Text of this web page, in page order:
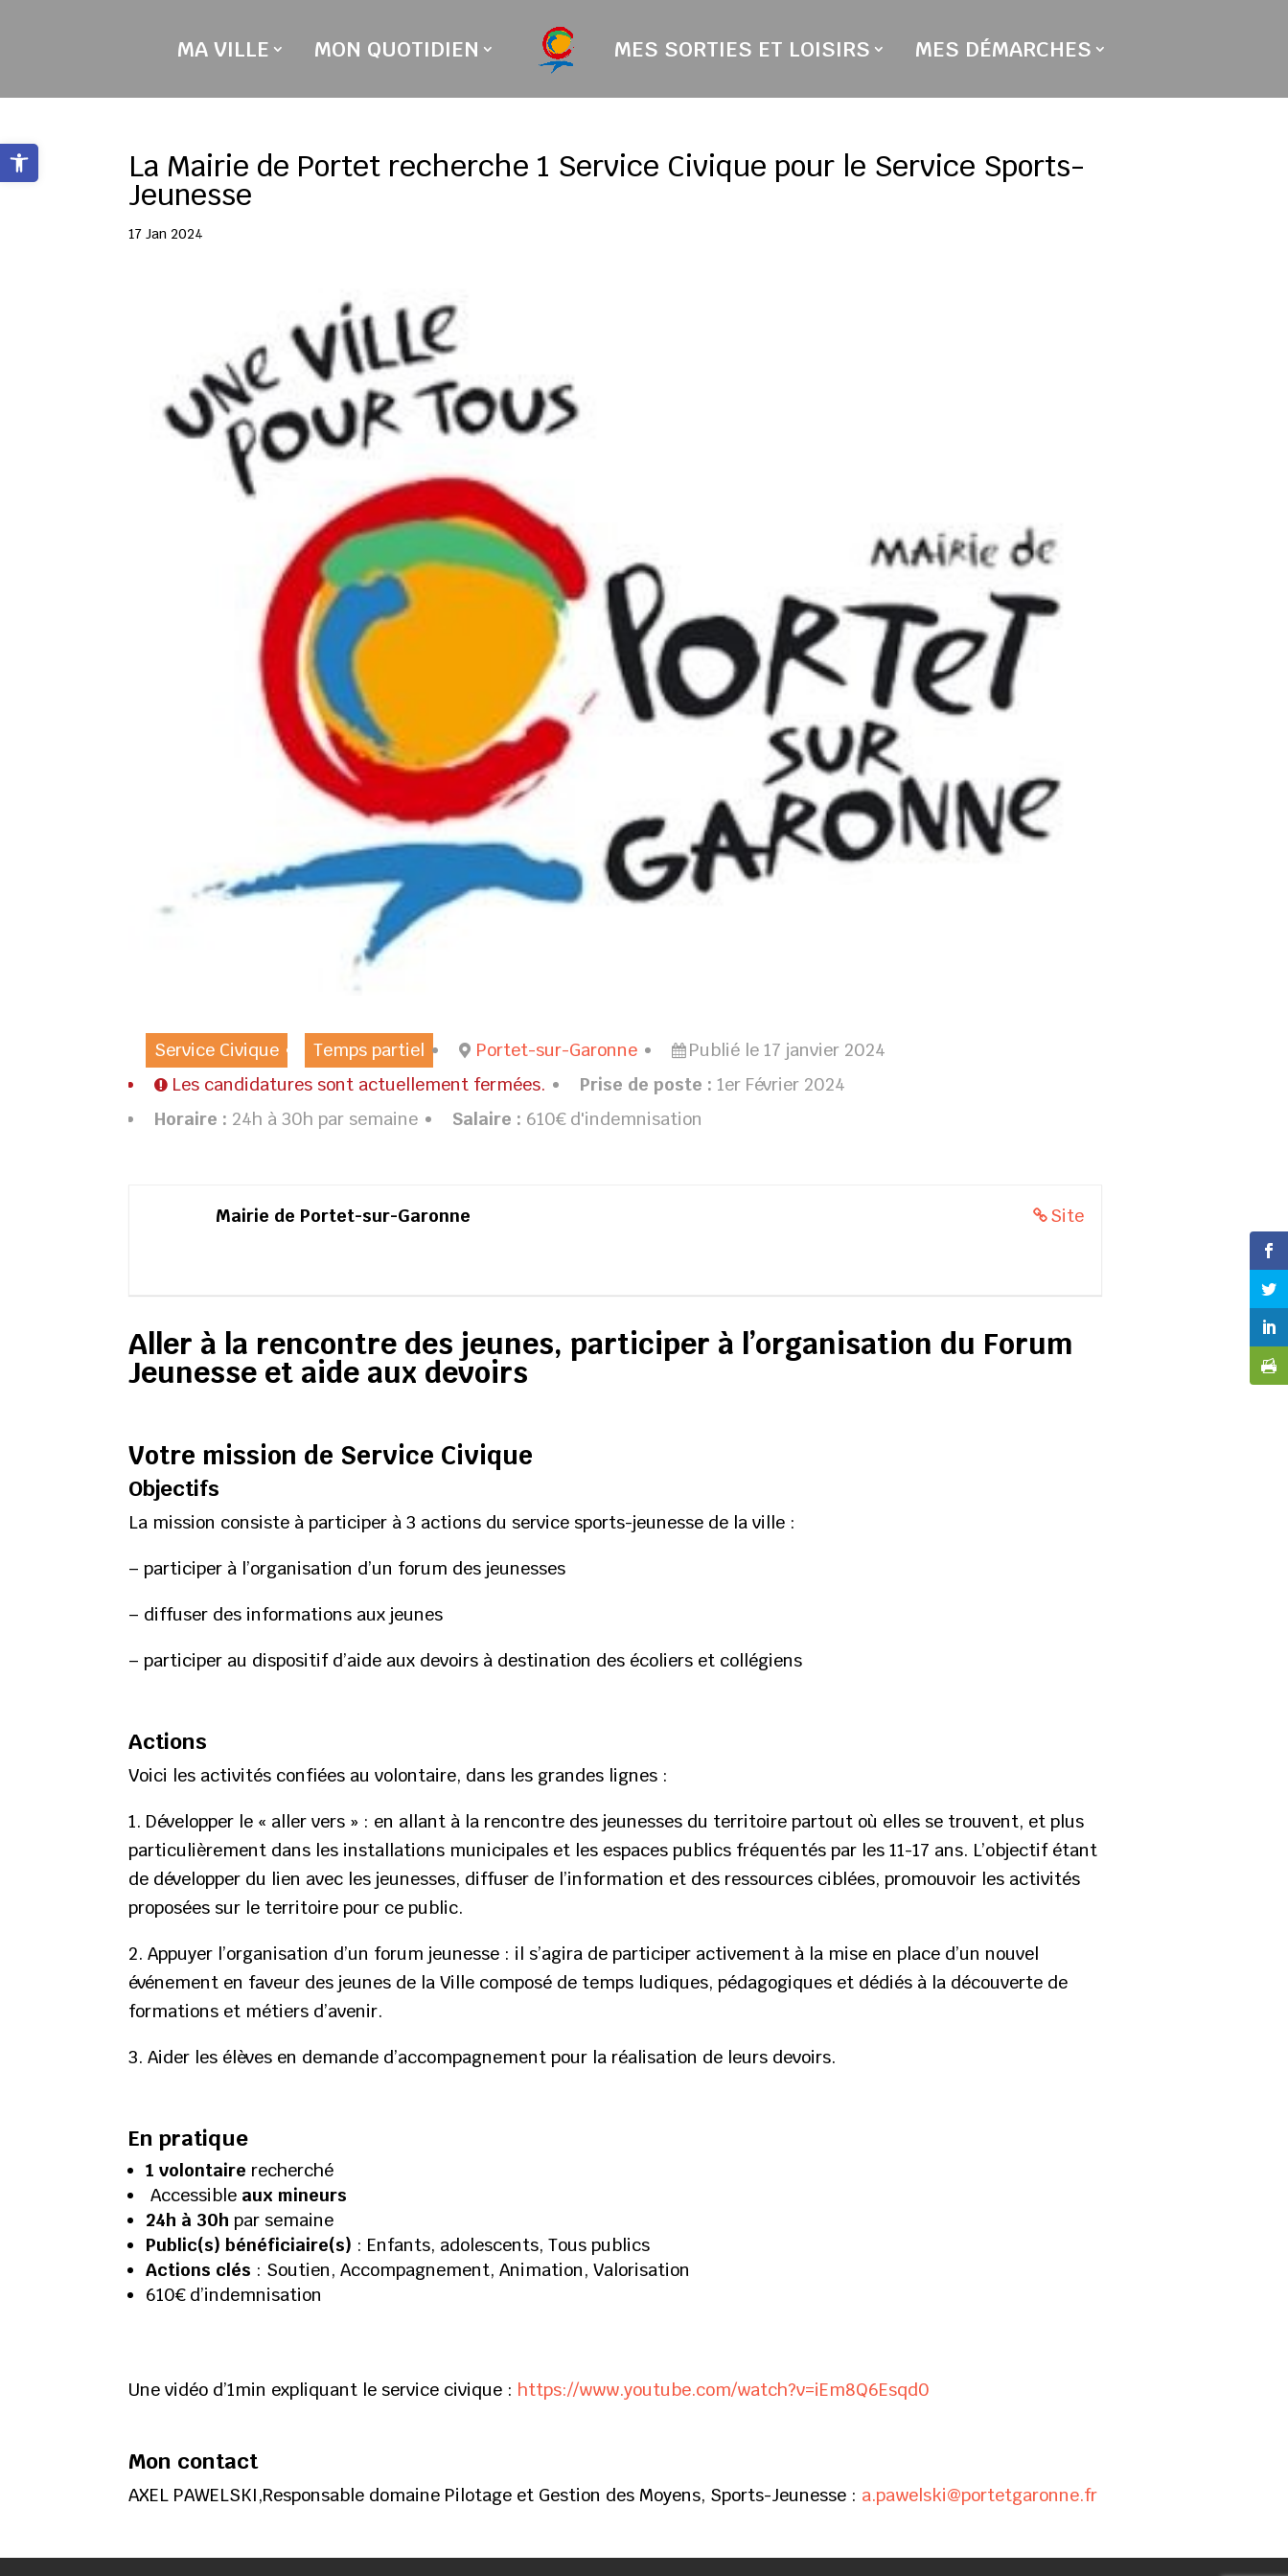
Ouvrir la barre d’outils
MA VILLE MON QUOTIDIEN MES SORTIES ET LOISIRS MES DÉMARCHES
La Mairie de Portet recherche 1 Service Civique pour le Service Sports-
Jeunesse
17 Jan 2024
Service Civique Temps partiel Portet-sur-Garonne
Publié le 17 janvier 2024
Les candidatures sont actuellement fermées.
Prise de poste :1er Février 2024
Horaire : 24h à 30h par semaine Salaire : 610€ d'indemnisation
Site
Mairie de Portet-sur-Garonne
Aller à la rencontre des jeunes, participer à l’organisation du Forum
Jeunesse et aide aux devoirs
Votre mission de Service Civique
Objectifs
La mission consiste à participer à 3 actions du service sports-jeunesse de la ville :
– participer à l’organisation d’un forum des jeunesses
– diffuser des informations aux jeunes
– participer au dispositif d’aide aux devoirs à destination des écoliers et collégiens
Actions
Voici les activités confiées au volontaire, dans les grandes lignes :
1. Développer le « aller vers » : en allant à la rencontre des jeunesses du territoire partout où elles se trouvent, et plus
particulièrement dans les installations municipales et les espaces publics fréquentés par les 11-17 ans. L’objectif étant
de développer du lien avec les jeunesses, diffuser de l’information et des ressources ciblées, promouvoir les activités
proposées sur le territoire pour ce public.
2. Appuyer l’organisation d’un forum jeunesse : il s’agira de participer activement à la mise en place d’un nouvel
événement en faveur des jeunes de la Ville composé de temps ludiques, pédagogiques et dédiés à la découverte de
formations et métiers d’avenir.
3. Aider les élèves en demande d’accompagnement pour la réalisation de leurs devoirs.
En pratique
1 volontaire recherché
Accessible aux mineurs
24h à 30h par semaine
Public(s) bénéficiaire(s) : Enfants, adolescents, Tous publics
Actions clés : Soutien, Accompagnement, Animation, Valorisation
610€ d’indemnisation
Une vidéo d’1min expliquant le service civique : https://www.youtube.com/watch?v=iEm8Q6Esqd0
Mon contact
AXEL PAWELSKI,Responsable domaine Pilotage et Gestion des Moyens, Sports-Jeunesse : a.pawelski@portetgaronne.fr